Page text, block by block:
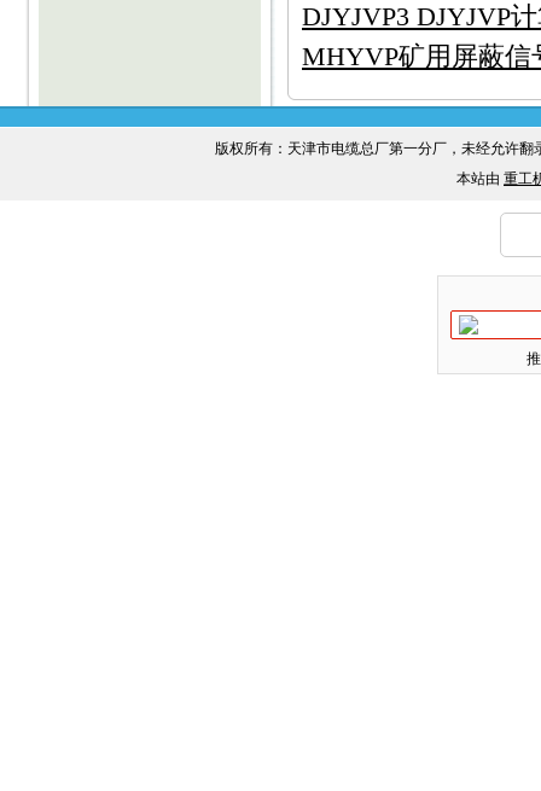
DJYJVP3 DJYJVP
MHYVP矿用屏蔽信
版权所有：天津市电缆总厂第一分厂，未经允许
本站由 重工